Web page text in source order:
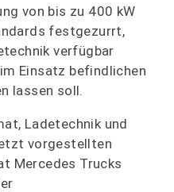
von bis zu 400 kW
festgezurrt,
verfügbar
Einsatz befindlichen
lassen soll.
Ladetechnik und
vorgestellten
Mercedes Trucks